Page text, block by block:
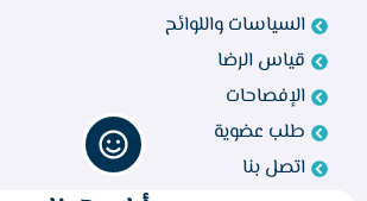
السياسات واللوائح
قياس الرضا
الإفصاحات
طلب عضوية
اتصل بنا